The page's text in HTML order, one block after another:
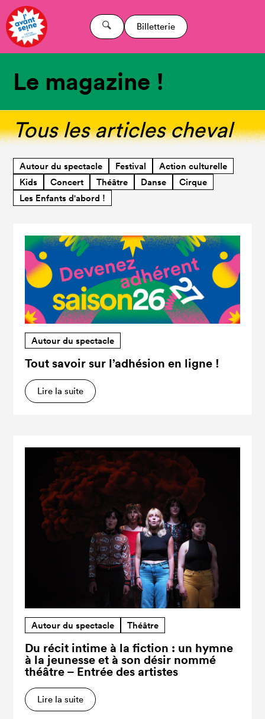
Billetterie
Le magazine !
Tous les articles cheval
Autour du spectacle Festival
Action culturelle
Kids
Concert Théâtre Danse
Cirque
Les Enfants d'abord !
Autour du spectacle
Tout savoir sur l’adhésion en ligne !
Lire la suite
Autour du spectacle Théâtre
Du récit intime à la fiction : un hymne
à la jeunesse et à son désir nommé
théâtre – Entrée des artistes
Lire la suite